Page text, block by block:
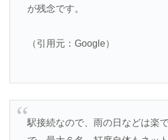
が残念です。
（引用元：Google）
駅接続なので、雨の日などは楽